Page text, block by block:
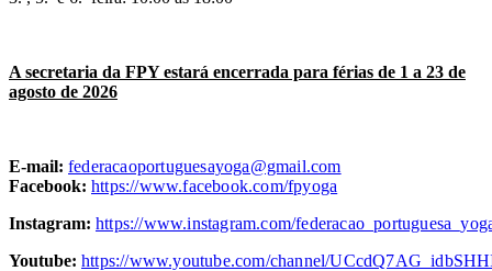
A secretaria da FPY estará encerrada para férias de 1 a 23 de
agosto de 2026
E-mail: federacaoportuguesayoga@gmail.com
Facebook: https://www.facebook.com/fpyoga
Instagram: https://www.instagram.com/
Youtube: https://www.youtube.com/channel/